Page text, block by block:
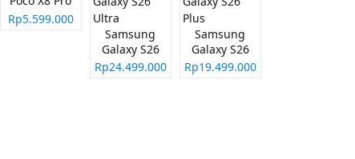
Rp5.599.000
Samsung
Galaxy S26
Ultra
Rp24.499.000
Samsung
Galaxy S26
Plus
Rp19.499.000